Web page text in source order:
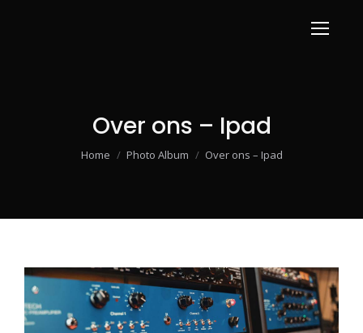
Over ons – Ipad
Je bent hier:
Home Photo Album Over ons – Ipad